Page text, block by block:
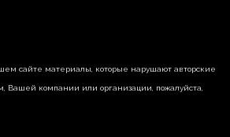
сайте материалы, которые нарушают авторские
Вашей компании или организации, пожалуйста,